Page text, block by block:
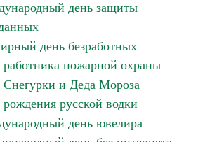
день защиты
день безработных
работника пожарной охраны
Снегурки и Деда Мороза
русской водки
день ювелира